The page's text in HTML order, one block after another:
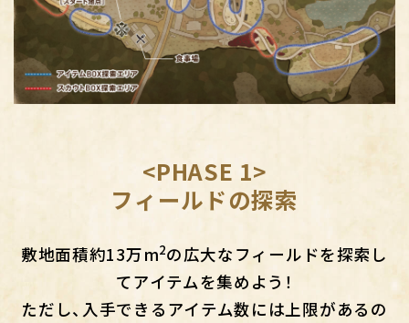
<PHASE 1>
フィールドの探索
敷地面積約13万m2の広大なフィールドを探索し
てアイテムを集めよう！
ただし、入手できるアイテム数には上限があるの